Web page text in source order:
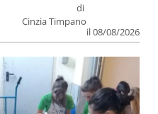
di
Cinzia Timpano
il 08/08/2026